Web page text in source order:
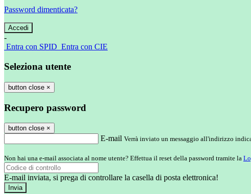
Password dimenticata?
-
Entra con SPID Entra con CIE
Seleziona utente
button close ×
Recupero password
button close ×
E-mail Verrà inviato un messaggio all'indirizzo
Non hai una e-mail associata al nome utente? Effettua il reset della password tramite la
E-mail inviata, si prega di controllare la casella di posta elettronica!